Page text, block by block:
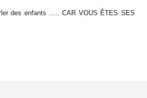
des enfants ….. CAR VOUS ÊTES SES